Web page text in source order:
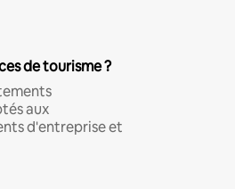
de tourisme ?
aux
d'entreprise et